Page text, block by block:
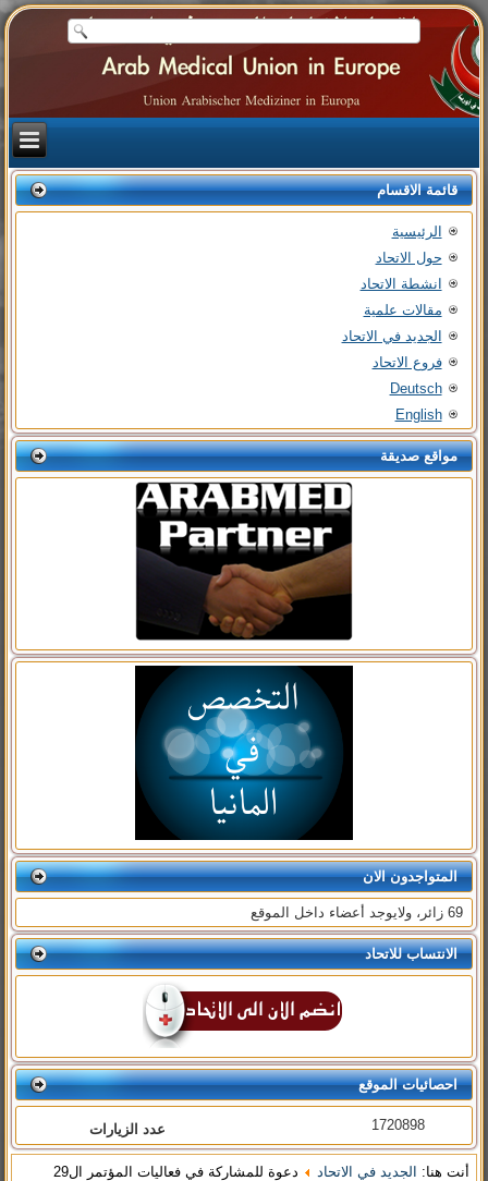
قائمة الاقسام
الرئيسية
حول الاتحاد
انشطة الاتحاد
مقالات علمية
الجديد في الاتحاد
فروع الاتحاد
Deutsch
English
مواقع صديقة
المتواجدون الان
69 زائر، ولايوجد أعضاء داخل الموقع
الانتساب للاتحاد
احصائيات الموقع
عدد الزيارات 1720898
أنت هنا: الجديد في الاتحاد
دعوة للمشاركة في فعاليات المؤتمر ال29